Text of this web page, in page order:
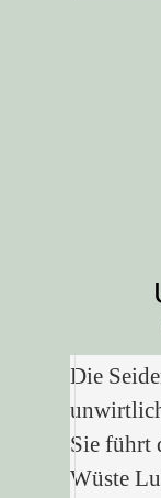
Die
Sie führt
Wüste